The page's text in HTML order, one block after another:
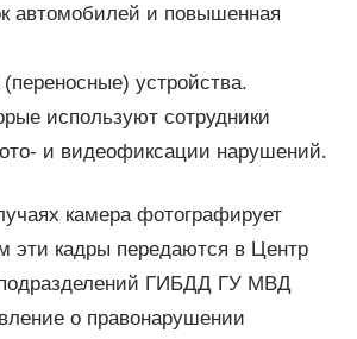
автомобилей и повышенная
устройства.
используют сотрудники
и видеофиксации нарушений.
камера фотографирует
эти кадры передаются в Центр
ГИБДД ГУ МВД
о правонарушении